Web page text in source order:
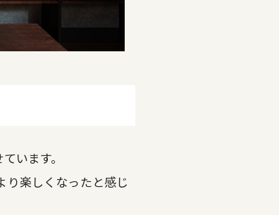
います。
り楽しくなったと感じ